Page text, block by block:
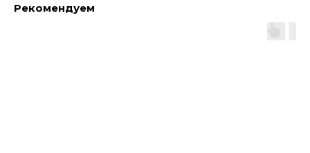
Рекомендуем